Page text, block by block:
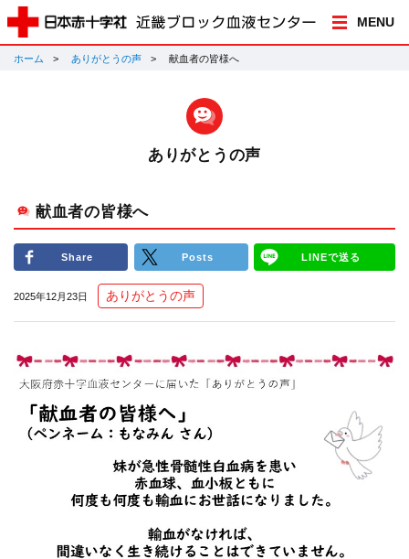
MENU
ホーム ありがとうの声 献血者の皆様へ
ありがとうの声
献血者の皆様へ
Share Posts LINEで送る
2025年12月23日 ありがとうの声